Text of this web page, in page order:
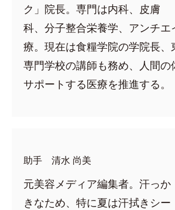
ク」院長。専門は内科、皮膚
科、分子整合栄養学、アンチエ
療。現在は食糧学院の学院長、
専門学校の講師も務め、人間の
サポートする医療を推進する。
助手 清水 尚美
元美容メディア編集者。汗っか
きなため、特に夏は汗拭きシー